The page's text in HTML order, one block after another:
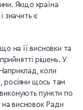
Якщо країна
значить є
на її висновки та
рішень. У
коли
росіяни щось там
пункти по
висновок Ради